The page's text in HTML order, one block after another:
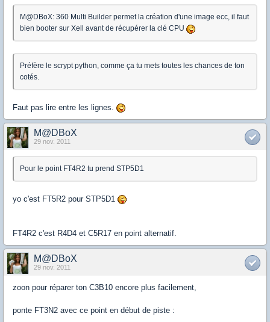
M@DBoX: 360 Multi Builder permet la création d'une image ecc, il faut
bien booter sur Xell avant de récupérer la clé CPU
Préfère le scrypt python, comme ça tu mets toutes les chances de ton
cotés.
Faut pas lire entre les lignes.
M@DBoX
29 nov. 2011
Pour le point FT4R2 tu prend STP5D1
yo c'est FT5R2 pour STP5D1
FT4R2 c'est R4D4 et C5R17 en point alternatif.
M@DBoX
29 nov. 2011
zoon pour réparer ton C3B10 encore plus facilement,
ponte FT3N2 avec ce point en début de piste :